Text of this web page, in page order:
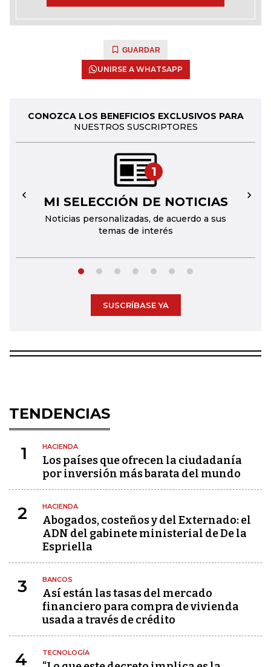
GUARDAR
UNIRSE A WHATSAPP
CONOZCA LOS BENEFICIOS EXCLUSIVOS PARA
NUESTROS SUSCRIPTORES
1
MI SELECCIÓN DE NOTICIAS
Noticias personalizadas, de acuerdo a sus
temas de interés
← →
SUSCRÍBASE YA
TENDENCIAS
1 HACIENDA
Los países que ofrecen la ciudadanía
por inversión más barata del mundo
2 HACIENDA
Abogados, costeños y del Externado: el
ADN del gabinete ministerial de De la
Espriella
3 BANCOS
Así están las tasas del mercado
financiero para compra de vivienda
usada a través de crédito
4 TECNOLOGÍA